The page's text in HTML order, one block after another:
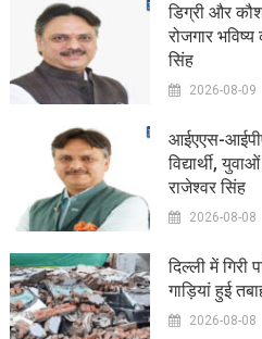
डिग्री और
रोजगार
सिंह
2026-08-09
आईएएस-
विद्यार्थी,
राजेश्वर सिंह
2026-08-08
दिल्ली में गिरी
गाड़ियां हुई
2026-08-08